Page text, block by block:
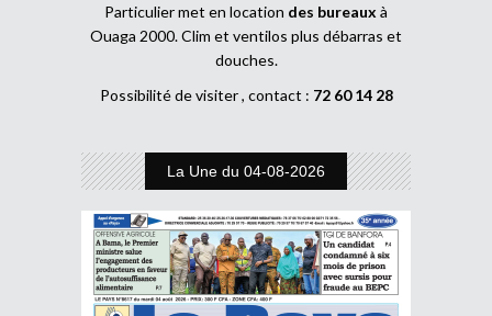
Particulier met en location des bureaux à
Ouaga 2000. Clim et ventilos plus débarras et
douches.
Possibilité de visiter , contact : 72 60 14 28
La Une du 04-08-2026